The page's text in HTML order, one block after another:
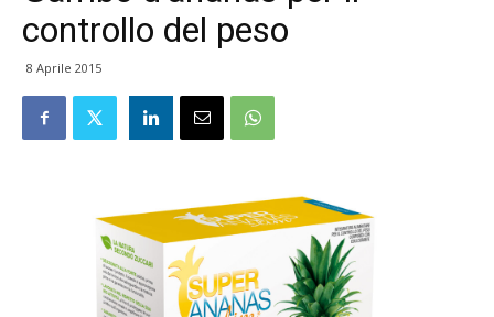
controllo del peso
8 Aprile 2015